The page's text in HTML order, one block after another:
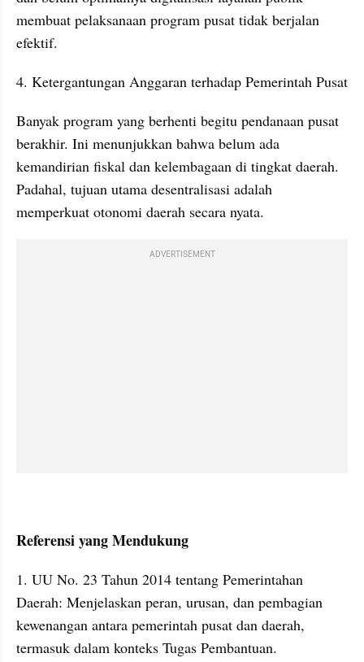
membuat pelaksanaan program pusat tidak berjalan
efektif.
4. Ketergantungan Anggaran terhadap Pemerintah Pusat
Banyak program yang berhenti begitu pendanaan pusat
berakhir. Ini menunjukkan bahwa belum ada
kemandirian fiskal dan kelembagaan di tingkat daerah.
Padahal, tujuan utama desentralisasi adalah
memperkuat otonomi daerah secara nyata.
ADVERTISEMENT
Referensi yang Mendukung
1. UU No. 23 Tahun 2014 tentang Pemerintahan
Daerah: Menjelaskan peran, urusan, dan pembagian
kewenangan antara pemerintah pusat dan daerah,
termasuk dalam konteks Tugas Pembantuan.